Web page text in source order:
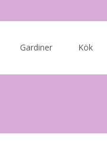
Gardiner Kök